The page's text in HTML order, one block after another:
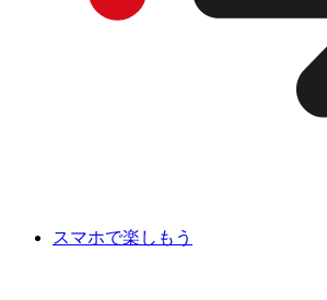
スマホで楽しもう